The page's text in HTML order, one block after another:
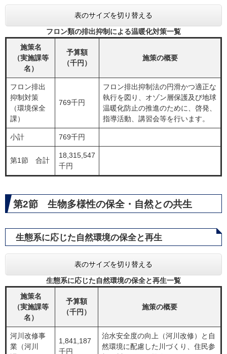
表のサイズを切り替える
フロン類の排出抑制による温暖化対策一覧
施策名
（実施課等
名）
予算額
（千円）
施策の概要
フロン排出
抑制対策
（環境保全
課）
769千円
フロン排出抑制法の円滑かつ適正な
執行を図り、オゾン層保護及び地球
温暖化防止の推進のために、啓発、
指導活動、講習会等を行います。
小計 769千円
第1節 合計
18,315,547
千円
第2節 生物多様性の保全・自然との共生
生態系に応じた自然環境の保全と再生
表のサイズを切り替える
生態系に応じた自然環境の保全と再生一覧
施策名
（実施課等
名）
予算額
（千円）
施策の概要
河川改修事
業（河川
1,841,187
千円
治水安全度の向上（河川改修）と自
然環境に配慮した川づくり、住民参